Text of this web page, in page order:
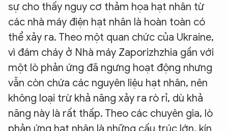
sự cho thấy nguy cơ thảm họa hạt nhân từ
các nhà máy điện hạt nhân là hoàn toàn có
thể xảy ra. Theo một quan chức của Ukraine,
vì đám cháy ở Nhà máy Zaporizhzhia gần với
một lò phản ứng đã ngưng hoạt động nhưng
vẫn còn chứa các nguyên liệu hạt nhân, nên
không loại trừ khả năng xảy ra rò rỉ, dù khả
năng này là rất thấp. Theo các chuyên gia, lò